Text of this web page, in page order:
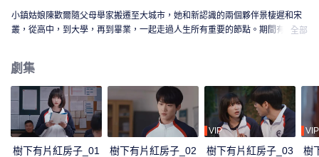
小鎮姑娘陳歡爾隨父母舉家搬遷至大城市，她和新認識的兩個夥伴景棲遲和宋
叢，從高中，到大學，再到畢業，一起走過人生所有重要的節點。期間有讀
這三個少年人彼此扶持著走過成長的陣痛，從懵懂的少年人成長為融入這個社
會的成年人。最後他們成長為一個和高中時代所幻想的完全不同但也足夠好的
自己。當然最重要的是，他們始終陪伴在彼此身邊，從未走散。
全部
劇集
樹下有片紅房子_01 樹下有片紅房子_02
VIP
樹下有片紅房子_03
VIP
樹